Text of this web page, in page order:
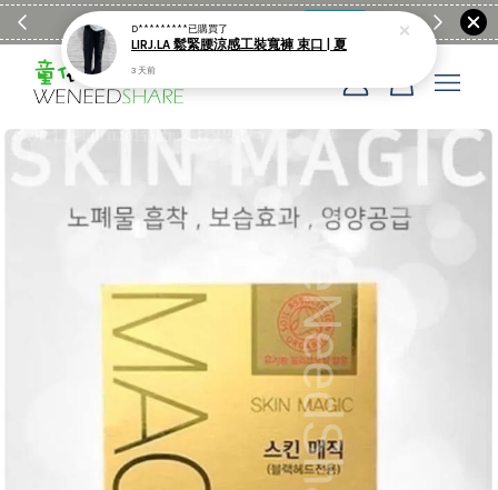
滿$1990送日亞麻棉簡約餐墊 童裝
您的購物車目前還是空的。
LIRJ.LA 鬆緊腰涼感工裝寬褲 束口 | 夏